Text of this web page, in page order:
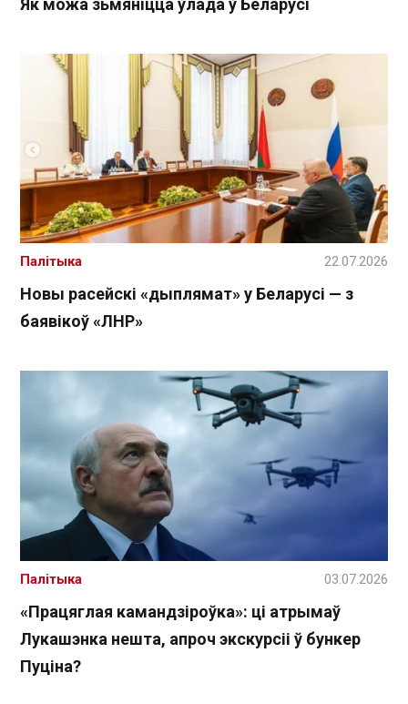
Як можа зьмяніцца ўлада ў Беларусі
Новы расейскі «дыплямат» у Беларусі — з
баявікоў «ЛНР»
Палітыка 22.07.2026
«Працяглая камандзіроўка»: ці атрымаў
Лукашэнка нешта, апроч экскурсіі ў бункер
Пуціна?
Палітыка 03.07.2026